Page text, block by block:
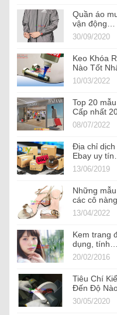
Quần áo
vận động…
30/09/2020
Keo Khóa
Nào Tốt
10/03/2022
Top 20
Cấp nhất
08/07/2022
Địa chỉ dịch
Ebay uy tín…
13/06/2019
Những
các cô
13/04/2022
Kem trang
dụng, tính…
20/02/2016
Tiêu Chí
Đến Độ
30/05/2020